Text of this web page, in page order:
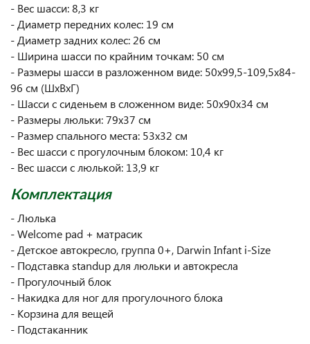
- Вес шасси: 8,3 кг
- Диаметр передних колес: 19 см
- Диаметр задних колес: 26 см
- Ширина шасси по крайним точкам: 50 см
- Размеры шасси в разложенном виде: 50x99,5-109,5x84-
96 см (ШхВхГ)
- Шасси с сиденьем в сложенном виде: 50x90x34 см
- Размеры люльки: 79х37 см
- Размер спального места: 53х32 см
- Вес шасси с прогулочным блоком: 10,4 кг
- Вес шасси с люлькой: 13,9 кг
Комплектация
- Люлька
- Welcome pad + матрасик
- Детское автокресло, группа 0+, Darwin Infant i-Size
- Подставка standup для люльки и автокресла
- Прогулочный блок
- Накидка для ног для прогулочного блока
- Корзина для вещей
- Подстаканник